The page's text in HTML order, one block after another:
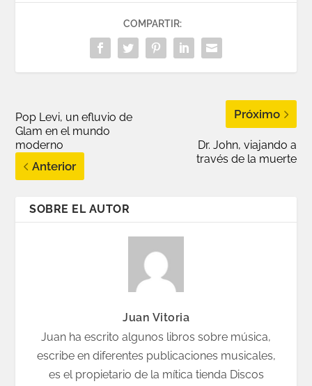
COMPARTIR:
Pop Levi, un efluvio de
Glam en el mundo
moderno
Anterior
Próximo
Dr. John, viajando a
través de la muerte
SOBRE EL AUTOR
Juan Vitoria
Juan ha escrito algunos libros sobre música,
escribe en diferentes publicaciones musicales,
es el propietario de la mítica tienda Discos